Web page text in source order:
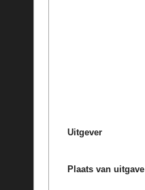
Uitgever
Plaats van uitgave